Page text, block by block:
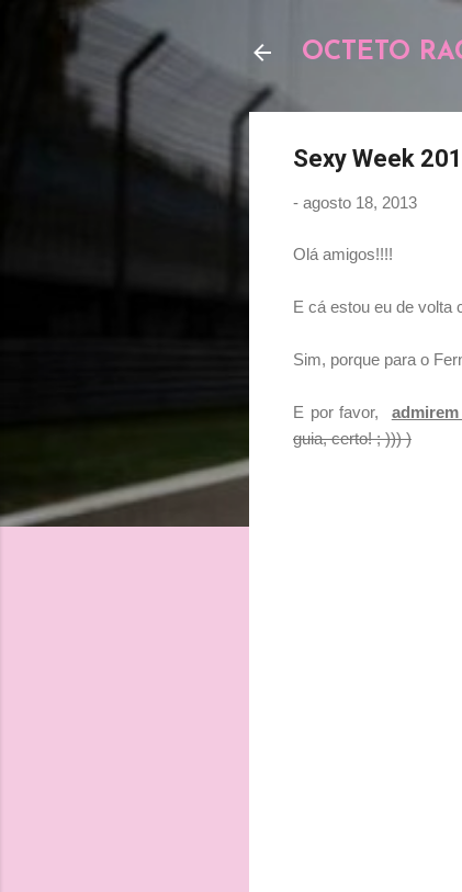
OCTETO
Sexy Week
- agosto 18, 2013
Olá amigos!!!!
E cá estou eu de volta
Sim, porque para o
E por favor,
guia, certo! ; ))) )